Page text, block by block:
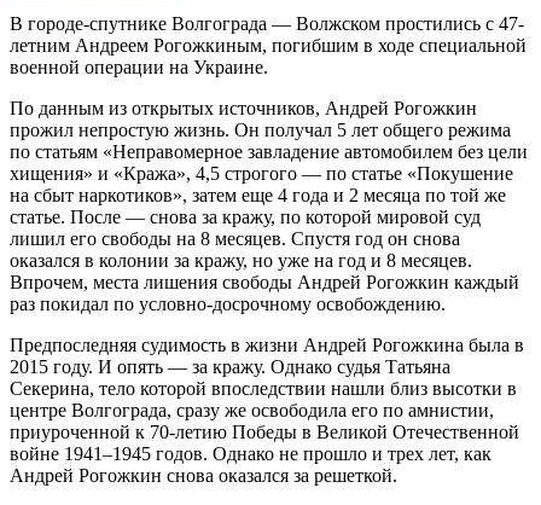
В городе-спутнике Волгограда — Волжском простились с 47-
летним Андреем Рогожкиным, погибшим в ходе специальной
военной операции на Украине.
По данным из открытых источников, Андрей Рогожкин
прожил непростую жизнь. Он получал 5 лет общего режима
по статьям «Неправомерное завладение автомобилем без цели
хищения» и «Кража», 4,5 строгого — по статье «Покушение
на сбыт наркотиков», затем еще 4 года и 2 месяца по той же
статье. После — снова за кражу, по которой мировой суд
лишил его свободы на 8 месяцев. Спустя год он снова
оказался в колонии за кражу, но уже на год и 8 месяцев.
Впрочем, места лишения свободы Андрей Рогожкин каждый
раз покидал по условно-досрочному освобождению.
Предпоследняя судимость в жизни Андрей Рогожкина была в
2015 году. И опять — за кражу. Однако судья Татьяна
Секерина, тело которой впоследствии нашли близ высотки в
центре Волгограда, сразу же освободила его по амнистии,
приуроченной к 70-летию Победы в Великой Отечественной
войне 1941–1945 годов. Однако не прошло и трех лет, как
Андрей Рогожкин снова оказался за решеткой.